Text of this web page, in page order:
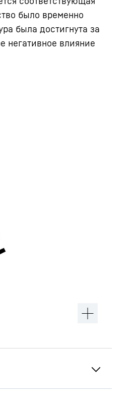
было временно
была достигнута за
негативное влияние